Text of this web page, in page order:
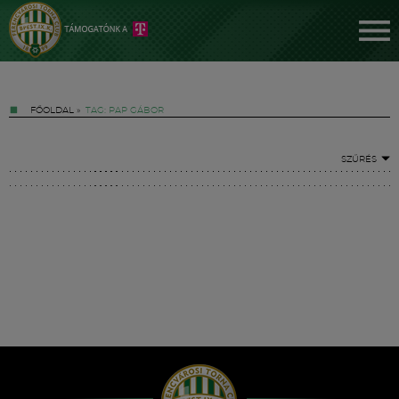
FŐOLDAL » TAG: PAP GÁBOR
SZŰRÉS
Hírek